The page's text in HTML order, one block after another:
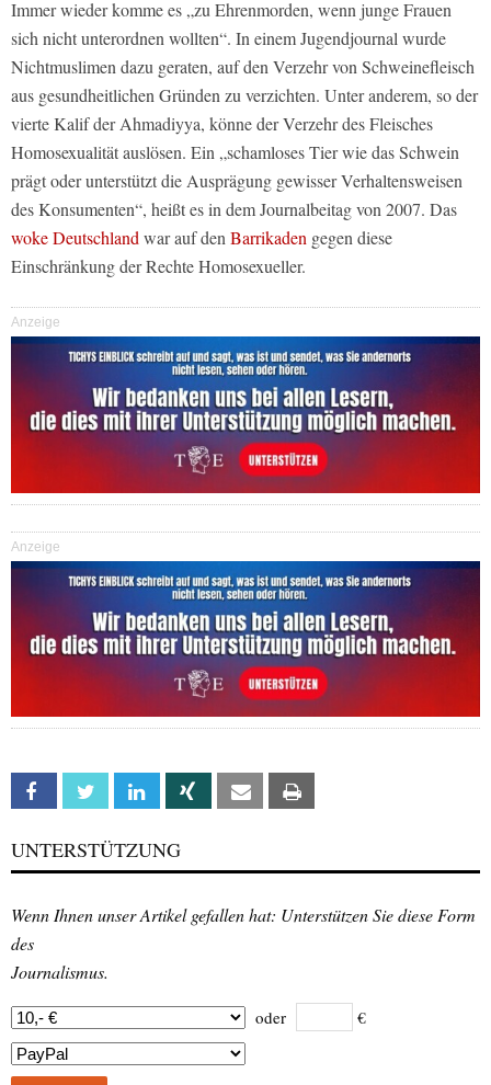
Immer wieder komme es „zu Ehrenmorden, wenn junge Frauen
sich nicht unterordnen wollten“. In einem Jugendjournal wurde
Nichtmuslimen dazu geraten, auf den Verzehr von Schweinefleisch
aus gesundheitlichen Gründen zu verzichten. Unter anderem, so der
vierte Kalif der Ahmadiyya, könne der Verzehr des Fleisches
Homosexualität auslösen. Ein „schamloses Tier wie das Schwein
prägt oder unterstützt die Ausprägung gewisser Verhaltensweisen
des Konsumenten“, heißt es in dem Journalbeitag von 2007. Das
woke Deutschlandwar auf denBarrikaden gegen diese
Einschränkung der Rechte Homosexueller.
Anzeige
Anzeige
Facebook Twitter Linkedin Xing Email
UNTERSTÜTZUNG
Wenn Ihnen unser Artikel gefallen hat: Unterstützen Sie diese Form
des
Journalismus.
oder €